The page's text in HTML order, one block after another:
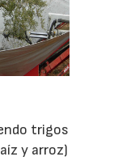
trigos
y arroz)